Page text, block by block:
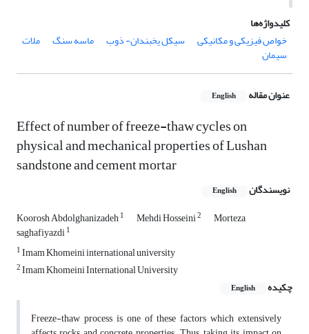
کلیدواژه‌ها
خواص فیزیکی و مکانیکی
سیکل یخبندان- ذوب ماسه سنگ ملات
سیمان
عنوان مقاله English
Effect of number of freeze-thaw cycles on
physical and mechanical properties of Lushan
sandstone and cement mortar
نویسندگان English
Koorosh Abdolghanizadeh1 Mehdi Hosseini2 Morteza
saghafiyazdi1
1Imam Khomeini international university
2Imam Khomeini International University
چکیده
English
Freeze-thaw process is one of these factors which extensively